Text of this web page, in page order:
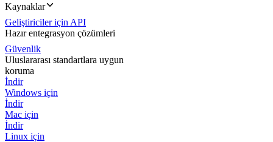
Kaynaklar
Geliştiriciler için API
Hazır entegrasyon çözümleri
Güvenlik
Uluslararası standartlara uygun
koruma
İndir
Windows için
İndir
Mac için
İndir
Linux için